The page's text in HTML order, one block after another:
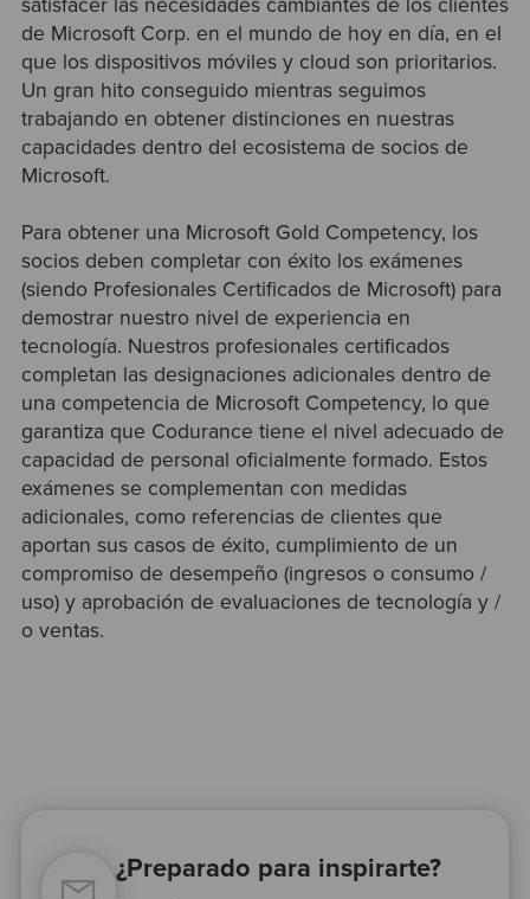
de Microsoft Corp. en el mundo de hoy en día, en el
que los dispositivos móviles y cloud son prioritarios.
Un gran hito conseguido mientras seguimos
trabajando en obtener distinciones en nuestras
capacidades dentro del ecosistema de socios de
Microsoft.
Para obtener una Microsoft Gold Competency, los
socios deben completar con éxito los exámenes
(siendo Profesionales Certificados de Microsoft) para
demostrar nuestro nivel de experiencia en
tecnología. Nuestros profesionales certificados
completan las designaciones adicionales dentro de
una competencia de Microsoft Competency, lo que
garantiza que Codurance tiene el nivel adecuado de
capacidad de personal oficialmente formado. Estos
exámenes se complementan con medidas
adicionales, como referencias de clientes que
aportan sus casos de éxito, cumplimiento de un
compromiso de desempeño (ingresos o consumo /
uso) y aprobación de evaluaciones de tecnología y /
o ventas.
¿Preparado para inspirarte?